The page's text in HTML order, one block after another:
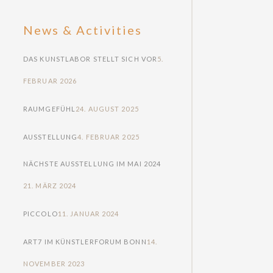
News & Activities
DAS KUNSTLABOR STELLT SICH VOR 5.
FEBRUAR 2026
RAUMGEFÜHL 24. AUGUST 2025
AUSSTELLUNG4. FEBRUAR 2025
NÄCHSTE AUSSTELLUNG IM MAI 2024
21. MÄRZ 2024
PICCOLO11. JANUAR 2024
ART7 IM KÜNSTLERFORUM BONN 14.
NOVEMBER 2023